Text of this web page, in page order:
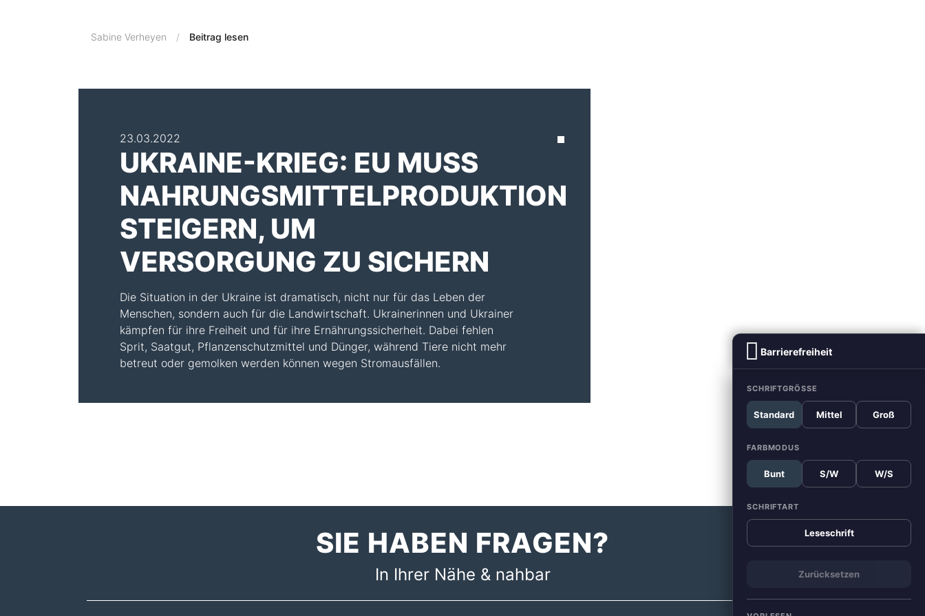
Barrierefreiheit
SCHRIFTGRÖSSE
Standard Mittel Groß
FARBMODUS
Bunt S/W W/S
SCHRIFTART
Leseschrift
Zurücksetzen
Sabine Verheyen Beitrag lesen
23.03.2022
UKRAINE-KRIEG: EU MUSS
NAHRUNGSMITTELPRODUKTION
STEIGERN, UM
VERSORGUNG ZU SICHERN
Die Situation in der Ukraine ist dramatisch, nicht nur für das Leben der
Menschen, sondern auch für die Landwirtschaft. Ukrainerinnen und Ukrainer
kämpfen für ihre Freiheit und für ihre Ernährungssicherheit. Dabei fehlen
Sprit, Saatgut, Pflanzenschutzmittel und Dünger, während Tiere nicht mehr
betreut oder gemolken werden können wegen Stromausfällen.
SIE HABEN FRAGEN?
In Ihrer Nähe & nahbar